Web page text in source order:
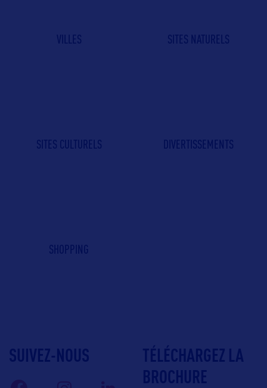
VILLES SITES NATURELS
SITES CULTURELS DIVERTISSEMENTS
SHOPPING
SUIVEZ-NOUS
TÉLÉCHARGEZ LA
BROCHURE